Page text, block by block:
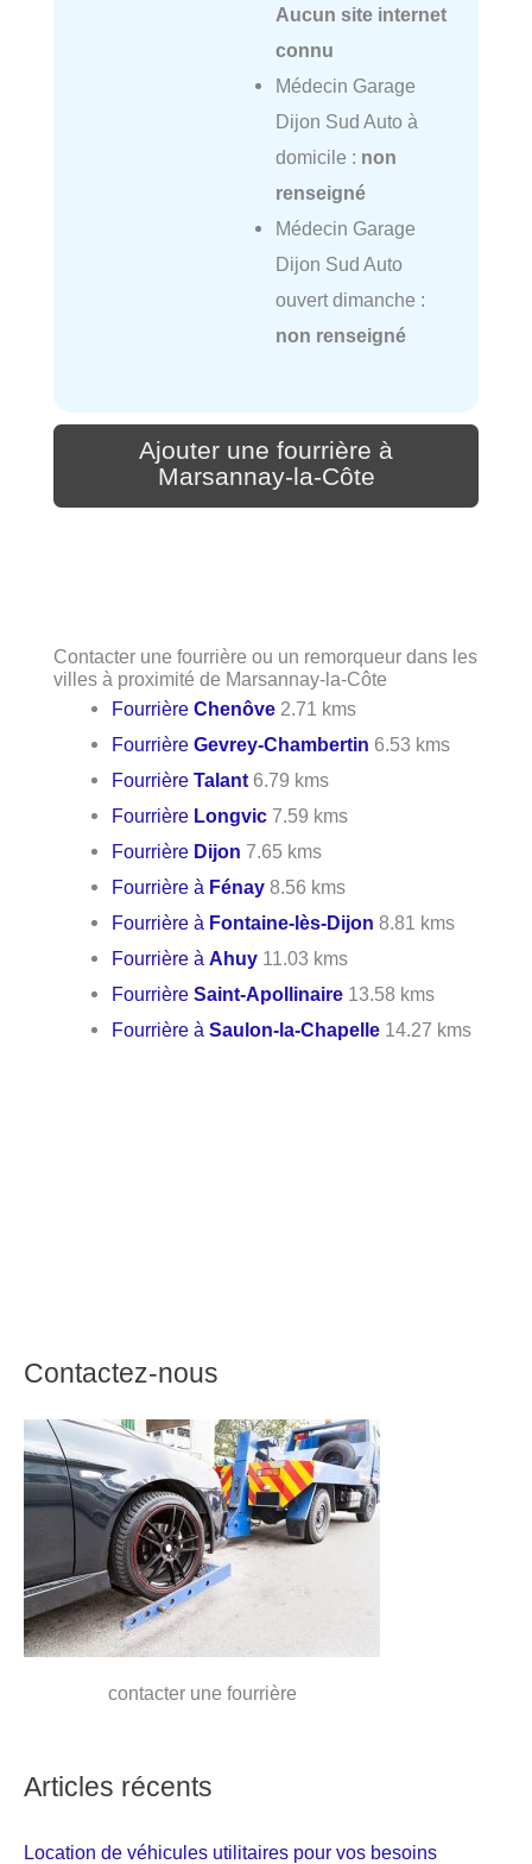
Aucun site internet
connu
Médecin Garage
Dijon Sud Auto à
domicile : non
renseigné
Médecin Garage
Dijon Sud Auto
ouvert dimanche :
non renseigné
Ajouter une fourrière à
Marsannay-la-Côte
Contacter une fourrière ou un remorqueur dans les
villes à proximité de Marsannay-la-Côte
FourrièreChenôve 2.71 kms
FourrièreGevrey-Chambertin 6.53 kms
FourrièreTalant 6.79 kms
Fourrière Longvic 7.59 kms
Fourrière Dijon 7.65 kms
Fourrière à Fénay 8.56 kms
Fourrière à Fontaine-lès-Dijon 8.81 kms
Fourrière àAhuy 11.03 kms
FourrièreSaint-Apollinaire 13.58 kms
Fourrière àSaulon-la-Chapelle 14.27 kms
Contactez-nous
contacter une fourrière
Articles récents
Location de véhicules utilitaires pour vos besoins